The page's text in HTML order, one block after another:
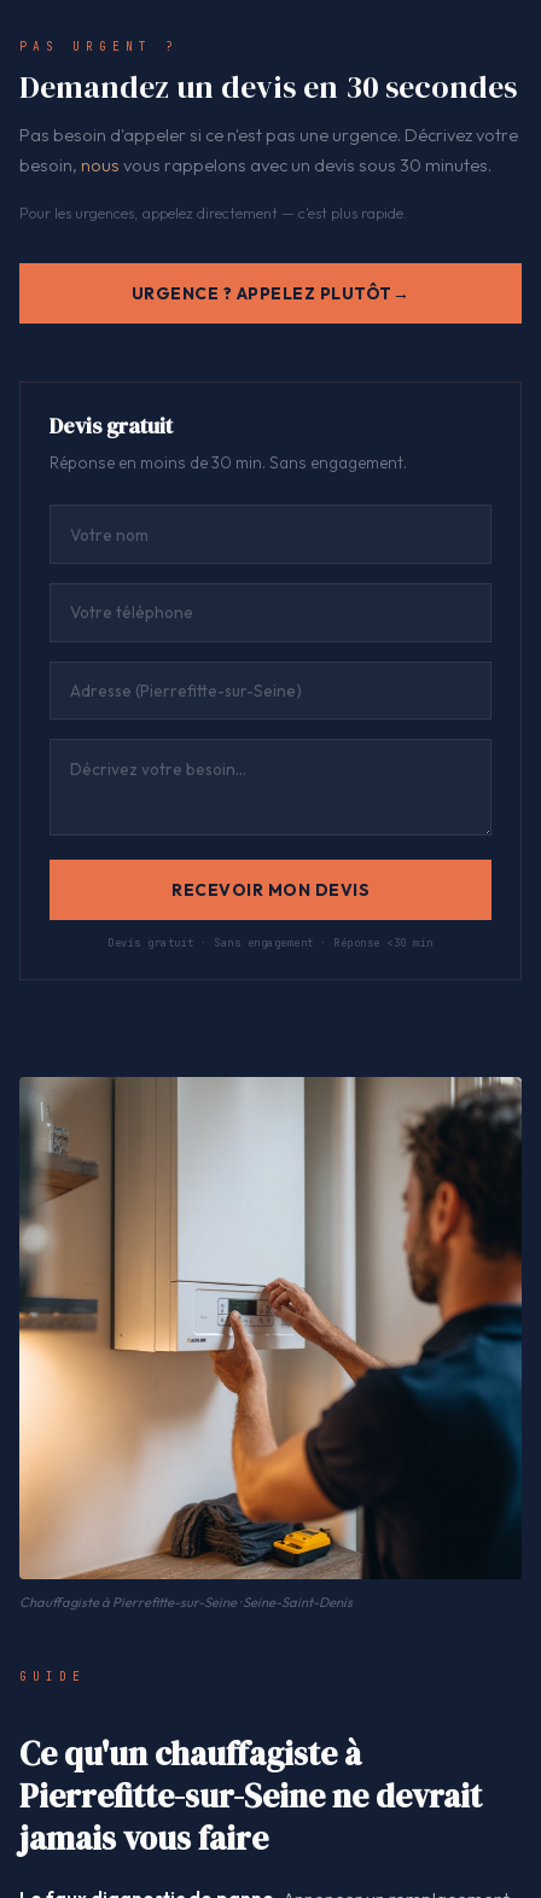
PAS URGENT ?
Demandez un devis en 30 secondes
Pas besoin d'appeler si ce n'est pas une urgence. Décrivez votre
besoin, nous vous rappelons avec un devis sous 30 minutes.
Pour les urgences, appelez directement — c'est plus rapide.
URGENCE ? APPELEZ PLUTÔT
Devis gratuit
Réponse en moins de 30 min. Sans engagement.
RECEVOIR MON DEVIS
Devis gratuit · Sans engagement · Réponse <30 min
Chauffagiste à Pierrefitte-sur-Seine · Seine-Saint-Denis
GUIDE
Ce qu'un chauffagiste à
Pierrefitte-sur-Seine ne devrait
jamais vous faire